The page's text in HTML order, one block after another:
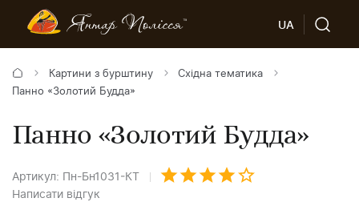
UA
Картини з бурштину
Східна тематика
Панно «Золотий Будда»
Панно «Золотий Будда»
Артикул: Пн-Бн1031-КТ
Написати відгук